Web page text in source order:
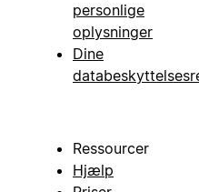
personlige
oplysninger
Dine
Ressourcer
Hjælp